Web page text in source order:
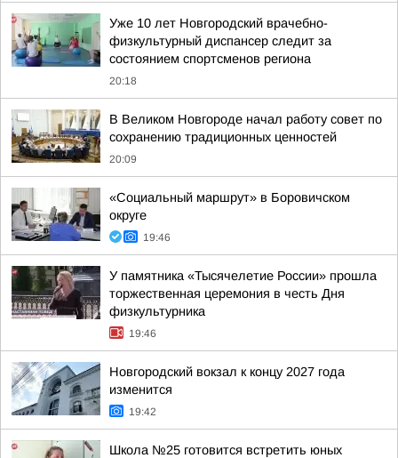
Уже 10 лет Новгородский врачебно-
физкультурный диспансер следит за
состоянием спортсменов региона
20:18
В Великом Новгороде начал работу совет по
сохранению традиционных ценностей
20:09
«Социальный маршрут» в Боровичском
округе
19:46
У памятника «Тысячелетие России» прошла
торжественная церемония в честь Дня
физкультурника
19:46
Новгородский вокзал к концу 2027 года
изменится
19:42
Школа №25 готовится встретить юных